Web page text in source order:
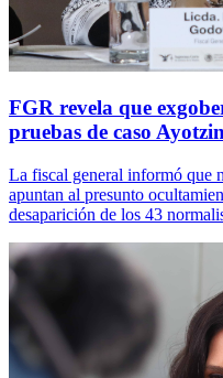
FGR revela que
pruebas de caso
La fiscal general informó que
apuntan al presunto
desaparición de los 43